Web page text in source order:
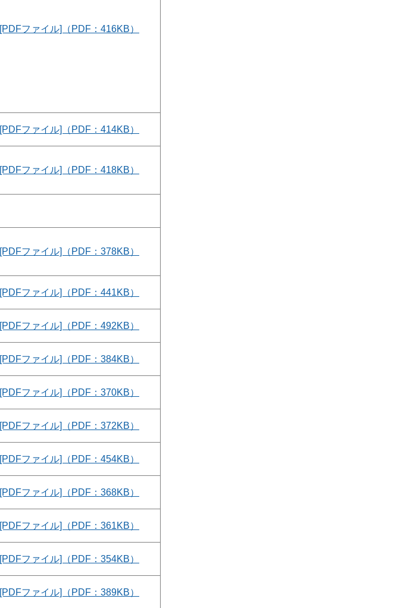
[PDFファイル]（PDF：416KB）
[PDFファイル]（PDF：414KB）
[PDFファイル]（PDF：418KB）
[PDFファイル]（PDF：378KB）
[PDFファイル]（PDF：441KB）
[PDFファイル]（PDF：492KB）
[PDFファイル]（PDF：384KB）
[PDFファイル]（PDF：370KB）
[PDFファイル]（PDF：372KB）
[PDFファイル]（PDF：454KB）
[PDFファイル]（PDF：368KB）
[PDFファイル]（PDF：361KB）
[PDFファイル]（PDF：354KB）
[PDFファイル]（PDF：389KB）